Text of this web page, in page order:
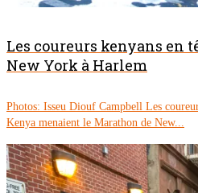
Les coureurs kenyans en
New York à Harlem
Photos: Isseu Diouf Campbell Les
Kenya menaient le Marathon de New...